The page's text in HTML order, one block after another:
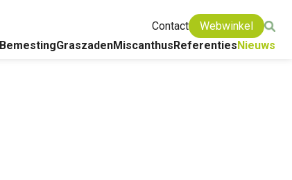
Contact
Webwinkel
BemestingGraszadenMiscanthusReferentiesNieuws